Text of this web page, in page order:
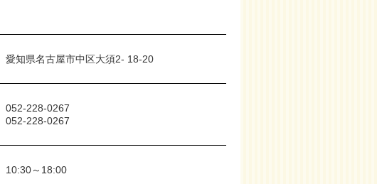
愛知県名古屋市中区大須2- 18-20
052-228-0267
052-228-0267
10:30～18:00